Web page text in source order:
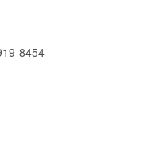
8454